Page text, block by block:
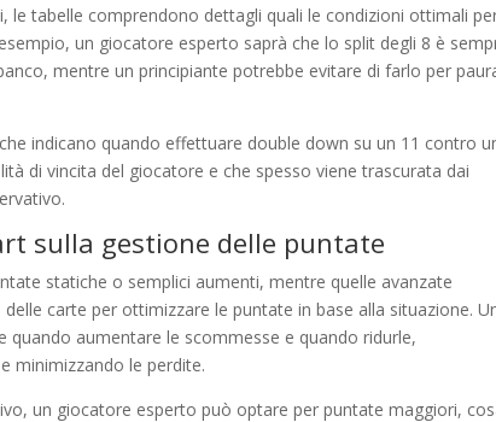
le tabelle comprendono dettagli quali le condizioni ottimali
un giocatore esperto saprà che lo split degli 8 è
mentre un principiante potrebbe evitare di farlo per
indicano quando effettuare double down su un 11 contro
di vincita del giocatore e che spesso viene trascurata dai
sulla gestione delle puntate
statiche o semplici aumenti, mentre quelle avanzate
carte per ottimizzare le puntate in base alla situazione.
aumentare le scommesse e quando ridurle,
minimizzando le perdite.
un giocatore esperto può optare per puntate maggiori,